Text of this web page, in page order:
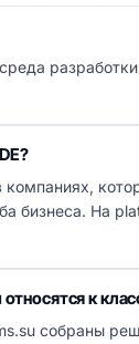
компаниях,
бизнеса. На
к
собраны